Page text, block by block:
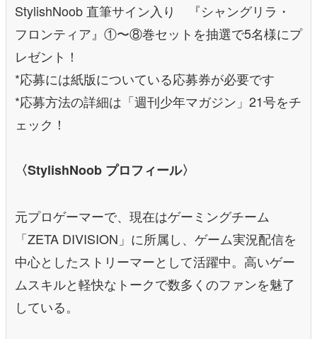
StylishNoob 直筆サイン入り 『シャングリラ・
フロンティア』①〜⑧巻セットを抽選で5名様にプ
レゼント！
*応募には紙版についている応募券が必要です
*応募方法の詳細は「週刊少年マガジン」21号をチ
ェック！
〈StylishNoob プロフィール〉
元プロゲーマーで、現在はゲーミングチーム
「ZETA DIVISION」に所属し、ゲーム実況配信を
中心としたストリーマーとして活躍中。高いゲー
ムスキルと軽快なトークで数多くのファンを魅了
している。